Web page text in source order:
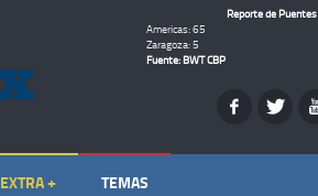
Reporte de Puentes
Americas: 65
Zaragoza: 5
Fuente: BWT CBP
EXTRA + TEMAS